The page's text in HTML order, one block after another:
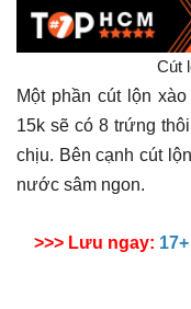
Cút
Một phần cút lộn
15k sẽ có 8 trứng
chịu. Bên cạnh cút
nước sâm ngon.
>>> Lưu ngay: